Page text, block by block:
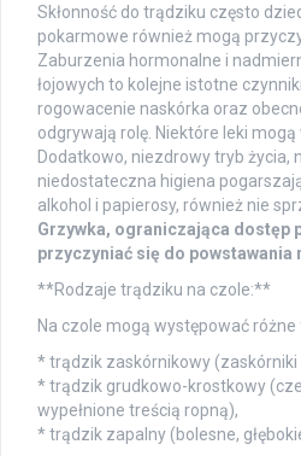
Skłonność do trądziku często
pokarmowe również mogą
Zaburzenia hormonalne i
łojowych to kolejne istotne
rogowacenie naskórka oraz
odgrywają rolę. Niektóre leki mogą
Dodatkowo, niezdrowy tryb życia,
niedostateczna higiena
alkohol i papierosy, również nie
Grzywka, ograniczająca dostęp
przyczyniać się do powstawania
**Rodzaje trądziku na czole:**
Na czole mogą występować
* trądzik zaskórnikowy
* trądzik grudkowo-krostkowy
wypełnione treścią ropną),
* trądzik zapalny (bolesne,